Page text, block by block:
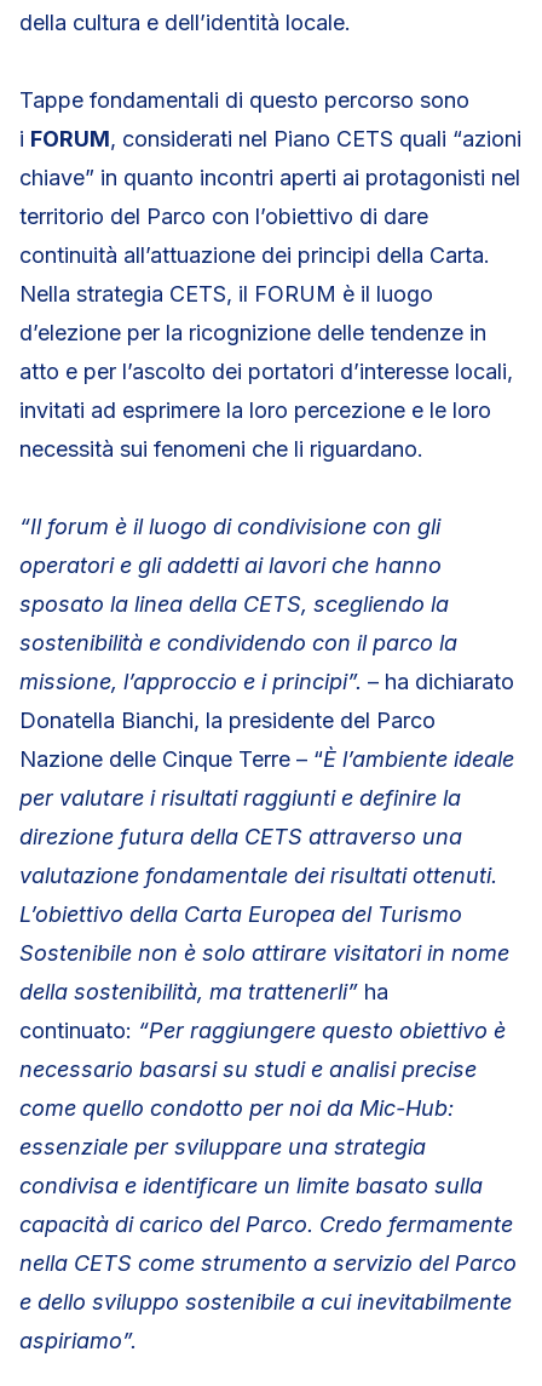
della cultura e dell’identità locale.
Tappe fondamentali di questo percorso sono
i FORUM, considerati nel Piano CETS quali “azioni
chiave” in quanto incontri aperti ai protagonisti nel
territorio del Parco con l’obiettivo di dare
continuità all’attuazione dei principi della Carta.
Nella strategia CETS, il FORUM è il luogo
d’elezione per la ricognizione delle tendenze in
atto e per l’ascolto dei portatori d’interesse locali,
invitati ad esprimere la loro percezione e le loro
necessità sui fenomeni che li riguardano.
“Il forum è il luogo di condivisione con gli
operatori e gli addetti ai lavori che hanno
sposato la linea della CETS, scegliendo la
sostenibilità e condividendo con il parco la
missione, l’approccio e i principi”. – ha dichiarato
Donatella Bianchi, la presidente del Parco
Nazione delle Cinque Terre – “È l’ambiente ideale
per valutare i risultati raggiunti e definire la
direzione futura della CETS attraverso una
valutazione fondamentale dei risultati ottenuti.
L’obiettivo della Carta Europea del Turismo
Sostenibile non è solo attirare visitatori in nome
della sostenibilità, ma trattenerli” ha
continuato: “Per raggiungere questo obiettivo è
necessario basarsi su studi e analisi precise
come quello condotto per noi da Mic-Hub:
essenziale per sviluppare una strategia
condivisa e identificare un limite basato sulla
capacità di carico del Parco. Credo fermamente
nella CETS come strumento a servizio del Parco
e dello sviluppo sostenibile a cui inevitabilmente
aspiriamo”.